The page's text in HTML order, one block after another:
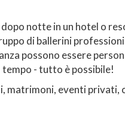
notte in un hotel o
di ballerini
possono essere
- tutto è possibile!
eventi privati,